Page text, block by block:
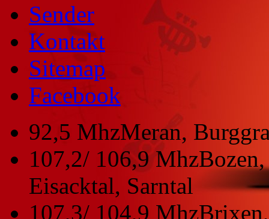
Sender
Kontakt
Sitemap
Facebook
92,5 MhzMeran,
107,2/ 106,9 Mhz
Eisacktal, Sarntal
107,3/ 104,9 Mhz